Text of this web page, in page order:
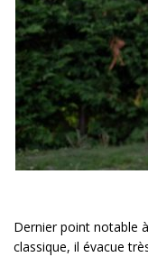
Dernier point notable
classique, il évacue